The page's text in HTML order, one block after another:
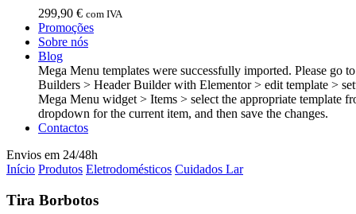
299,90 € com IVA
Promoções
Sobre nós
Blog
Mega Menu templates were successfully imported. Please go
Builders > Header Builder with Elementor > edit template >
Mega Menu widget > Items > select the appropriate template
dropdown for the current item, and then save the changes.
Contactos
Envios em 24/48h
Início Produtos Eletrodomésticos Cuidados Lar
Tira Borbotos